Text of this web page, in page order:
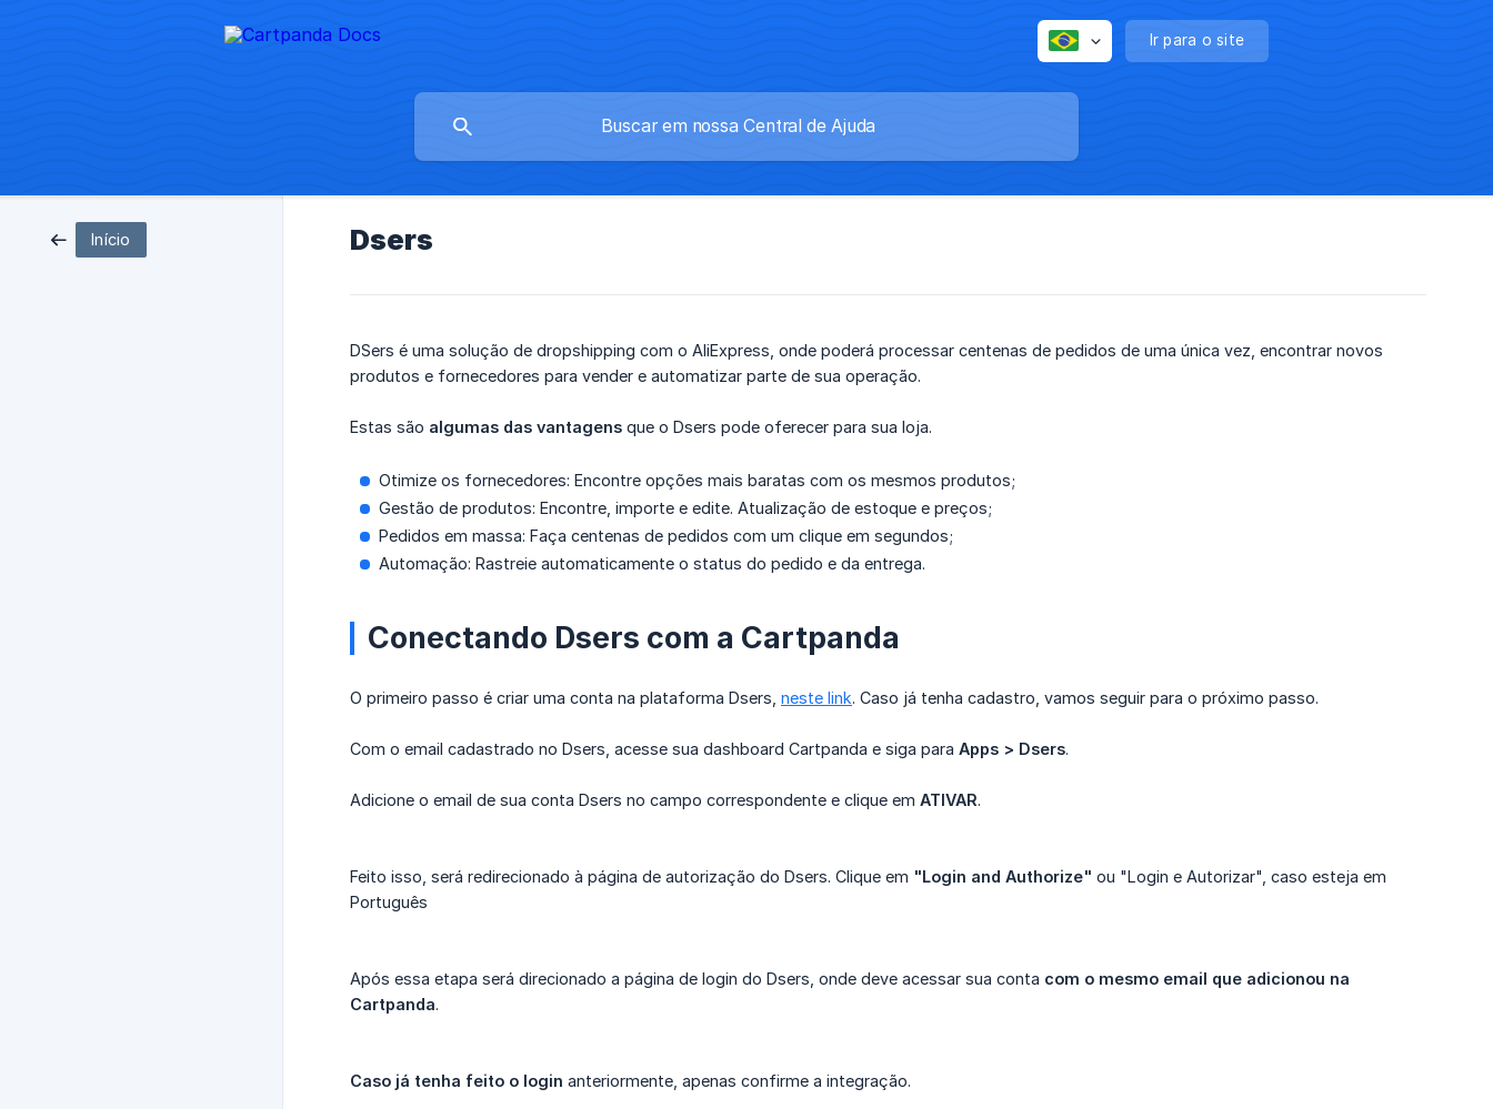
Ir para o site
Início Dsers
DSers é uma solução de dropshipping com o AliExpress, onde poderá processar centenas de pedidos de uma única vez, encontrar novos
produtos e fornecedores para vender e automatizar parte de sua operação.
Estas são algumas das vantagens que o Dsers pode oferecer para sua loja.
Otimize os fornecedores: Encontre opções mais baratas com os mesmos produtos;
Gestão de produtos: Encontre, importe e edite. Atualização de estoque e preços;
Pedidos em massa: Faça centenas de pedidos com um clique em segundos;
Automação: Rastreie automaticamente o status do pedido e da entrega.
Conectando Dsers com a Cartpanda
O primeiro passo é criar uma conta na plataforma Dsers, neste link. Caso já tenha cadastro, vamos seguir para o próximo passo.
Com o email cadastrado no Dsers, acesse sua dashboard Cartpanda e siga para Apps > Dsers.
Adicione o email de sua conta Dsers no campo correspondente e clique em ATIVAR.
Feito isso, será redirecionado à página de autorização do Dsers. Clique em "Login and Authorize" ou "Login e Autorizar", caso esteja em
Português
Após essa etapa será direcionado a página de login do Dsers, onde deve acessar sua conta com o mesmo email que adicionou na
Cartpanda.
Caso já tenha feito o login anteriormente, apenas confirme a integração.